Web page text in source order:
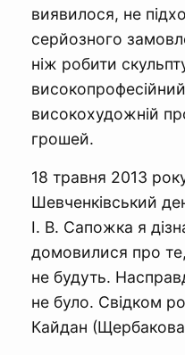
виявилося, не
серйозного
ніж робити
високохудожній
грошей.
18 травня 2013
Шевченківський
І. В. Сапожка я
домовилися про
не будуть.
не було. Свідком
Кайдан